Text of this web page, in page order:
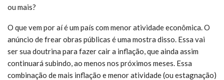
ou mais?
O que vem por aí é um país com menor atividade econômica. O
anúncio de frear obras públicas é uma mostra disso. Essa vai
ser sua doutrina para fazer cair a inflação, que ainda assim
continuará subindo, ao menos nos próximos meses. Essa
combinação de mais inflação e menor atividade (ou estagnação)